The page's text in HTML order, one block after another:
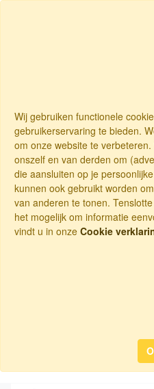
Wij gebruiken functionele
gebruikerservaring te bieden.
om onze website te
onszelf en van derden om
die aansluiten op je
kunnen ook gebruikt worden
van anderen te tonen.
het mogelijk om informatie
vindt u in onze Cookie